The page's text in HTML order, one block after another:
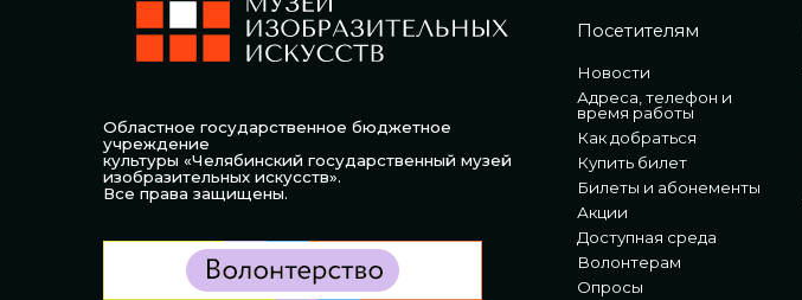
Областное государственное бюджетное
учреждение
культуры «Челябинский государственный музей
изобразительных искусств».
Все права защищены.
Посетителям
Новости
Адреса, телефон и
время работы
Как добраться
Купить билет
Билеты и абонементы
Акции
Доступная среда
Волонтерам
Опросы